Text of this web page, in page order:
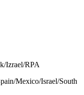
Izrael/RPA
Mexico/Israel/South